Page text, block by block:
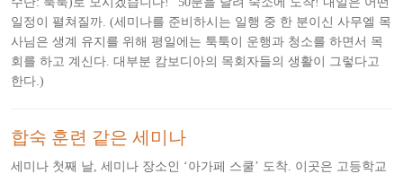
일정이 펼쳐질까. (세미나를 준비하시는 일행 중 한 분이신 사무엘 목
사님은 생계 유지를 위해 평일에는 툭툭이 운행과 청소를 하면서 목
회를 하고 계신다. 대부분 캄보디아의 목회자들의 생활이 그렇다고
한다.)
합숙 훈련 같은 세미나
세미나 첫째 날, 세미나 장소인 ‘아가페 스쿨’ 도착. 이곳은 고등학교